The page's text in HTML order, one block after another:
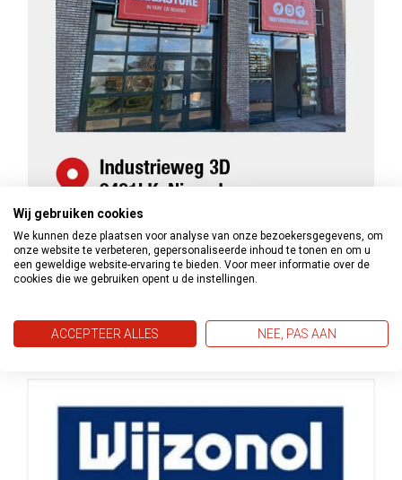
Wij gebruiken cookies
We kunnen deze plaatsen voor analyse van onze bezoekersgegevens, om
onze website te verbeteren, gepersonaliseerde inhoud te tonen en om u
een geweldige website-ervaring te bieden. Voor meer informatie over de
cookies die we gebruiken opent u de instellingen.
ACCEPTEER ALLES NEE, PAS AAN